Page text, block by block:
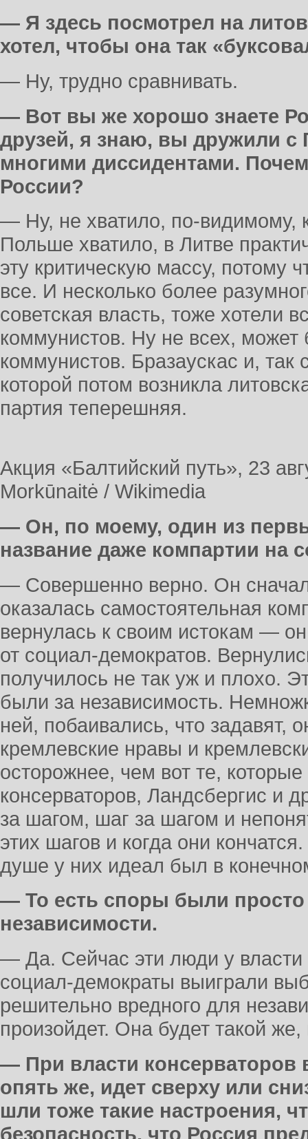
— Я здесь посмотрел на
хотел, чтобы она так
— Ну, трудно сравнивать.
— Вот вы же хорошо знаете
друзей, я знаю, вы дружили с
многими диссидентами.
России?
— Ну, не хватило, по-видимому,
Польше хватило, в Литве
эту критическую массу, потому
все. И несколько более
советская власть, тоже хотели
коммунистов. Ну не всех, может
коммунистов. Бразаускас и, так
которой потом возникла
партия теперешняя.
Акция «Балтийский путь», 23
Morkūnaitė / Wikimedia
— Он, по моему, один из
название даже компартии на
— Совершенно верно. Он
оказалась самостоятельная
вернулась к своим истокам —
от социал-демократов.
получилось не так уж и плохо.
были за независимость.
ней, побаивались, что задавят,
кремлевские нравы и
осторожнее, чем вот те,
консерваторов, Ландсбергис и
за шагом, шаг за шагом и
этих шагов и когда они
душе у них идеал был в
— То есть споры были просто
независимости.
— Да. Сейчас эти люди у власти
социал-демократы выиграли
решительно вредного для
произойдет. Она будет такой
— При власти консерваторов
опять же, идет сверху или
шли тоже такие настроения,
безопасность, что Россия